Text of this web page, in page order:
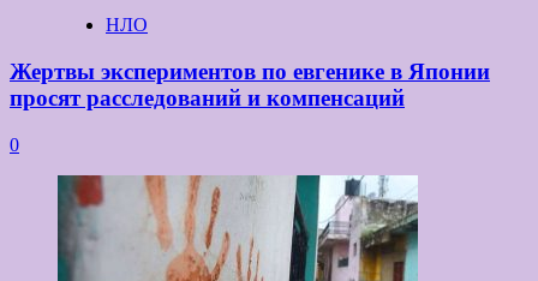
НЛО
Жертвы экспериментов по евгенике в Японии
просят расследований и компенсаций
0